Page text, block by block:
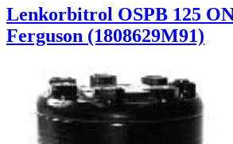
Lenkorbitrol OSPB 125
Ferguson (1808629M91)